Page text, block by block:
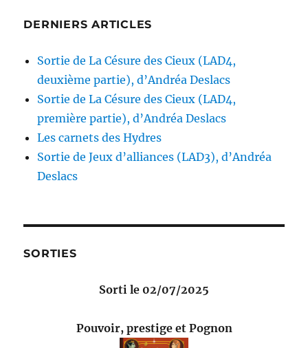
page
produit
DERNIERS ARTICLES
Sortie de La Césure des Cieux (LAD4,
deuxième partie), d’Andréa Deslacs
Sortie de La Césure des Cieux (LAD4,
première partie), d’Andréa Deslacs
Les carnets des Hydres
Sortie de Jeux d’alliances (LAD3), d’Andréa
Deslacs
SORTIES
Sorti le 02/07/2025
Pouvoir, prestige et Pognon